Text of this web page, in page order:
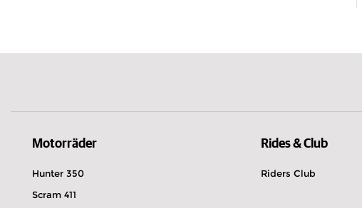
Motorräder
Hunter 350
Scram 411
Rides & Club
Riders Club